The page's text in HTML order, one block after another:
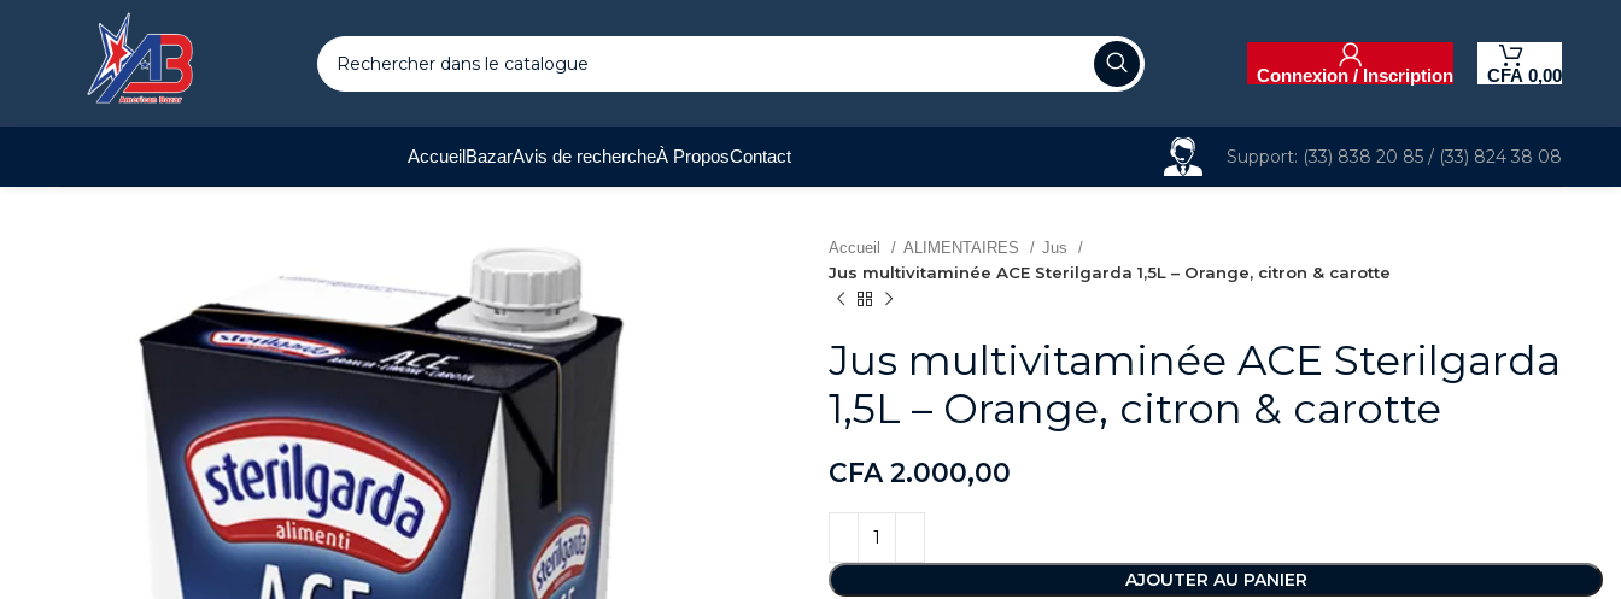
Connexion / Inscription CFA 0,00
AccueilBazarAvis de rechercheÀ ProposContact Support: (33) 838 20 85 / (33) 824 38 08
Accueil ALIMENTAIRES Jus
Jus multivitaminée ACE Sterilgarda 1,5L – Orange, citron & carotte
Jus multivitaminée ACE Sterilgarda
1,5L – Orange, citron & carotte
CFA 2.000,00
AJOUTER AU PANIER